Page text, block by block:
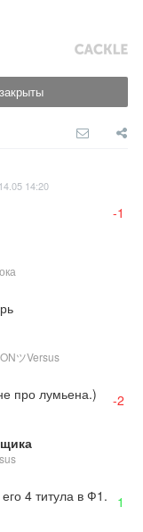
14.05 14:20
-1
ONツVersus
про лумьена.) -2
4 титула в Ф1. 1